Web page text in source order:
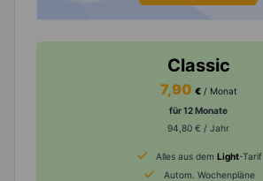
Classic
7,90 € / Monat
für 12 Monate
94,80 € / Jahr
Alles aus dem Light-Tarif
Autom. Wochenpläne